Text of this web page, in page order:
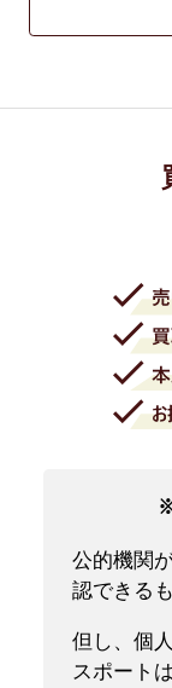
公的機関
認できる
但し、個
スポート